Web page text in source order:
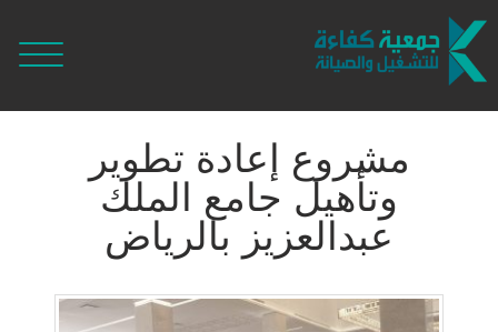
مشروع إعادة تطوير
وتأهيل جامع الملك
عبدالعزيز بالرياض